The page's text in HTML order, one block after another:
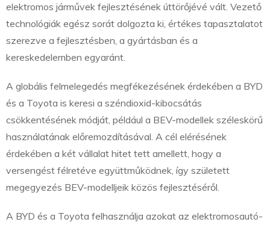
elektromos járművek fejlesztésének úttörőjévé vált. Vezető
technológiák egész sorát dolgozta ki, értékes tapasztalatot
szerezve a fejlesztésben, a gyártásban és a
kereskedelemben egyaránt.
A globális felmelegedés megfékezésének érdekében a BYD
és a Toyota is keresi a széndioxid-kibocsátás
csökkentésének módját, például a BEV-modellek széleskörű
használatának előremozdításával. A cél elérésének
érdekében a két vállalat hitet tett amellett, hogy a
versengést félretéve együttműködnek, így született
megegyezés BEV-modelljeik közös fejlesztéséről.
A BYD és a Toyota felhasználja azokat az elektromosautó-